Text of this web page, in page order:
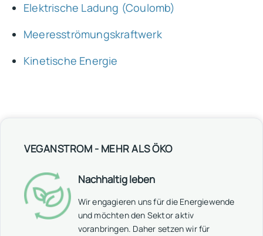
Elektrische Ladung (Coulomb)
Meeresströmungskraftwerk
Kinetische Energie
VEGANSTROM - MEHR ALS ÖKO
Nachhaltig leben
Wir engagieren uns für die Energiewende
und möchten den Sektor aktiv
voranbringen. Daher setzen wir für